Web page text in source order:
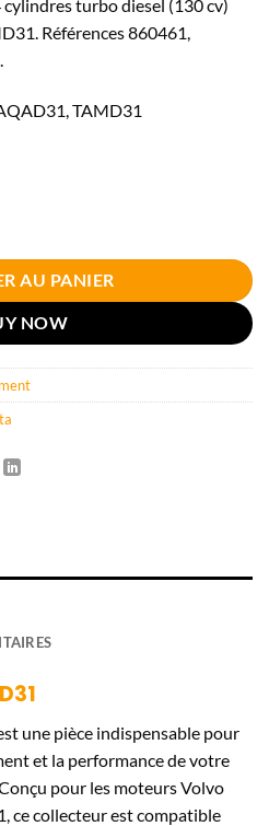
turbo diesel (130 cv)
Références 860461,
TAMD31
AU PANIER
NOW
une pièce indispensable pour
et la performance de votre
pour les moteurs Volvo
ce collecteur est compatible